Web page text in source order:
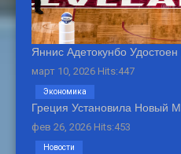
Яннис Адетокунбо
март 10, 2026 Hits:447
Греция Установила Новый
фев 26, 2026 Hits:453
Экономика
Новости